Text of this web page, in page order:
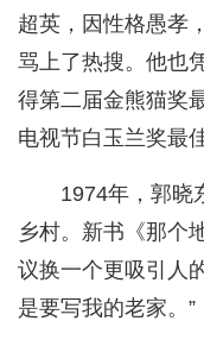
超英，因性格愚孝
骂上了热搜。他也
得第二届金熊猫奖
电视节白玉兰奖最
1974年，郭晓
乡村。新书《那个
议换一个更吸引人
是要写我的老家。”